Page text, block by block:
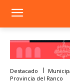
Destacado
Provincia del Ranco